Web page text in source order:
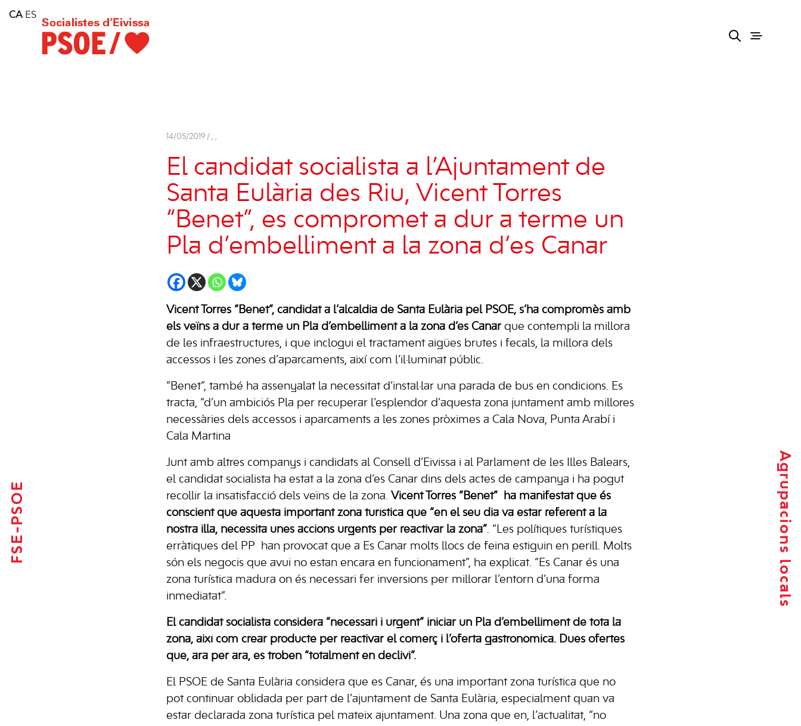
Consell Insular d'Eivissa
Services
FSE-PSOE Agrupacions locals
14/05/2019 / , ,
El candidat socialista a l’Ajuntament de
Santa Eulària des Riu, Vicent Torres
“Benet”, es compromet a dur a terme un
Pla d’embelliment a la zona d’es Canar
Vicent Torres “Benet”, candidat a l’alcaldia de Santa Eulària pel PSOE, s’ha compromès amb
els veïns a dur a terme un Pla d’embelliment a la zona d’es Canarque contempli la millora
de les infraestructures, i que inclogui el tractament aigües brutes i fecals, la millora dels
accessos i les zones d’aparcaments, així com l’il·luminat públic.
“Benet”, també ha assenyalat la necessitat d’instal·lar una parada de bus en condicions. Es
tracta, “d’un ambiciós Pla per recuperar l’esplendor d’aquesta zona juntament amb millores
necessàries dels accessos i aparcaments a les zones pròximes a Cala Nova, Punta Arabí i
Cala Martina
Junt amb altres companys i candidats al Consell d’Eivissa i al Parlament de les Illes Balears,
el candidat socialista ha estat a la zona d’es Canar dins dels actes de campanya i ha pogut
recollir la insatisfacció dels veïns de la zona. Vicent Torres “Benet” ha manifestat que és
conscient que aquesta important zona turística que “en el seu dia va estar referent a la
nostra illa, necessita unes accions urgents per reactivar la zona”. “Les polítiques turístiques
erràtiques del PP han provocat que a Es Canar molts llocs de feina estiguin en perill. Molts
són els negocis que avui no estan encara en funcionament”, ha explicat. “Es Canar és una
zona turística madura on és necessari fer inversions per millorar l’entorn d’una forma
inmediatat”.
El candidat socialista considera “necessari i urgent” iniciar un Pla d’embelliment de tota la
zona, així com crear producte per reactivar el comerç i l’oferta gastronòmica. Dues ofertes
que, ara per ara, es troben “totalment en declivi”.
El PSOE de Santa Eulària considera que es Canar, és una important zona turística que no
pot continuar oblidada per part de l’ajuntament de Santa Eulària, especialment quan va
estar declarada zona turística pel mateix ajuntament. Una zona que en, l’actualitat, “no
CA ES